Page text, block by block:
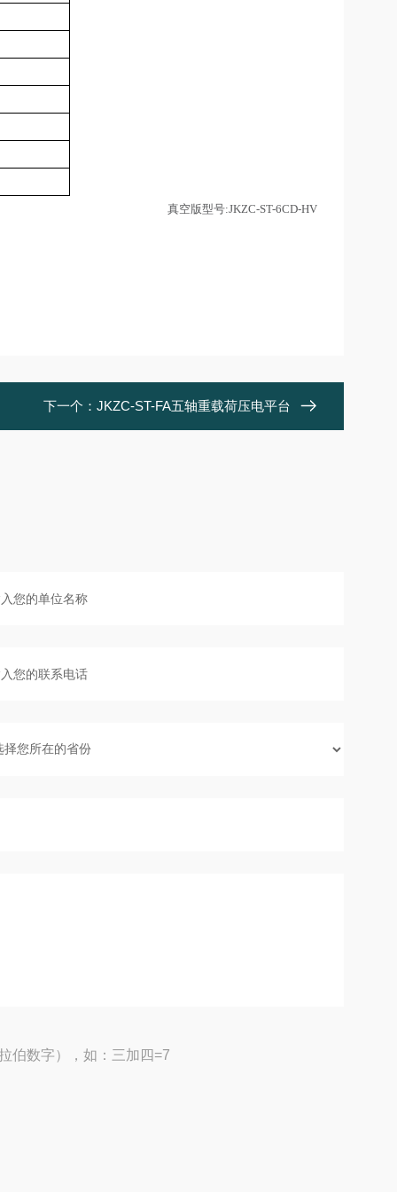
真空版型号:JKZC-ST-6CD-HV
下一个： JKZC-ST-FA五轴重载荷压电平台
伯数字），如：三加四=7